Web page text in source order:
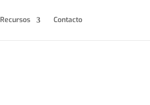
Recursos Contacto